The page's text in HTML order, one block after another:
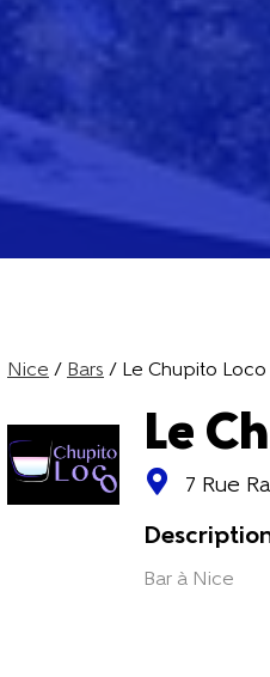
Nice / Bars / Le Chupito Loco
Le
7 Rue
Bar à Nice